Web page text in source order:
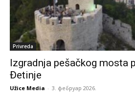
Privreda
Izgradnja pešačkog mosta
Đetinje
Užice Media - 3. фебруар 2026.